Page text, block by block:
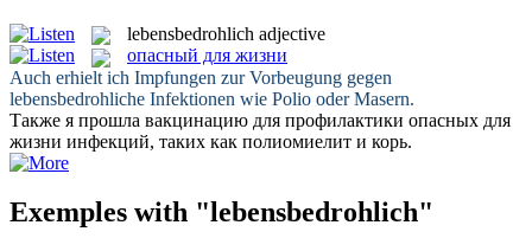
lebensbedrohlich adjective
опасный для жизни
Auch erhielt ich Impfungen zur Vorbeugung gegen
lebensbedrohliche Infektionen wie Polio oder Masern.
Также я прошла вакцинацию для профилактики опасных для
жизни инфекций, таких как полиомиелит и корь.
Exemples with "lebensbedrohlich"